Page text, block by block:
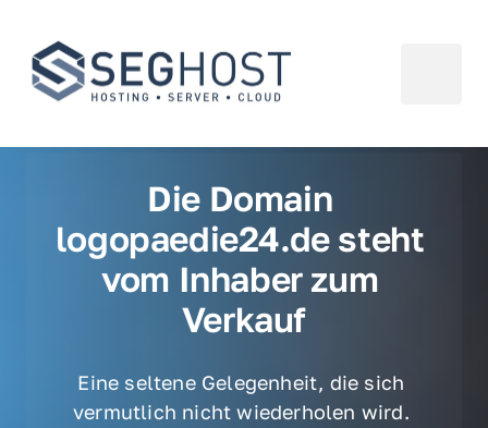
Die Domain
logopaedie24.de steht
vom Inhaber zum
Verkauf
Eine seltene Gelegenheit, die sich
vermutlich nicht wiederholen wird.